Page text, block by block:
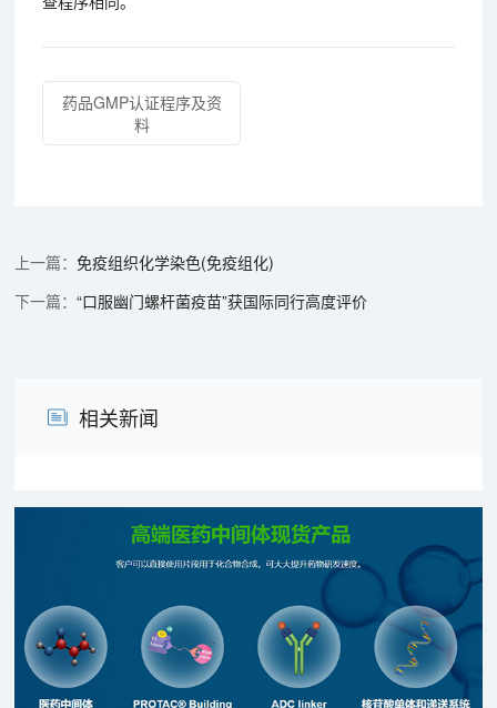
药品GMP认证程序及资
料
免疫组织化学染色(免疫组化)
“口服幽门螺杆菌疫苗”获国际同行高度评价
相关新闻